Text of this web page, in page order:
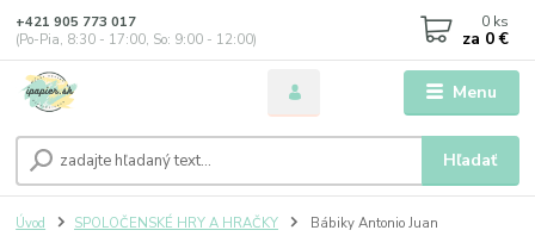
Menu
Hľadať
+421 905 773 017
(Po-Pia, 8:30 - 17:00, So: 9:00 - 12:00)
0 ks
za 0 €
Úvod SPOLOČENSKÉ HRY A HRAČKY Bábiky Antonio Juan